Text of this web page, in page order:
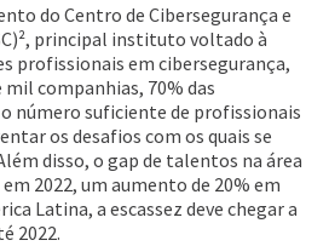
do Centro de Cibersegurança e
principal instituto voltado à
profissionais em cibersegurança,
companhias, 70% das
número suficiente de profissionais
os desafios com os quais se
disso, o gap de talentos na área
2022, um aumento de 20% em
Latina, a escassez deve chegar a
2022.